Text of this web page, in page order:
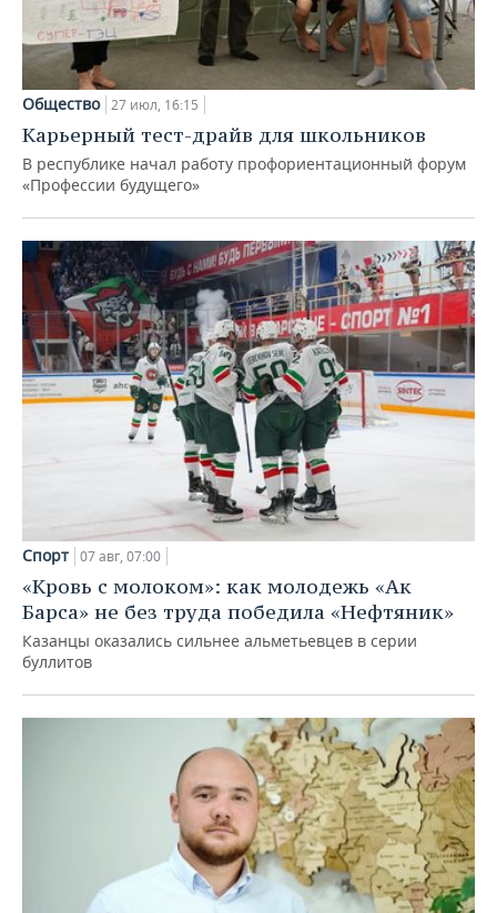
Общество 27 июл, 16:15
Карьерный тест-драйв для школьников
В республике начал работу профориентационный форум
«Профессии будущего»
Спорт 07 авг, 07:00
«Кровь с молоком»: как молодежь «Ак
Барса» не без труда победила «Нефтяник»
Казанцы оказались сильнее альметьевцев в серии
буллитов